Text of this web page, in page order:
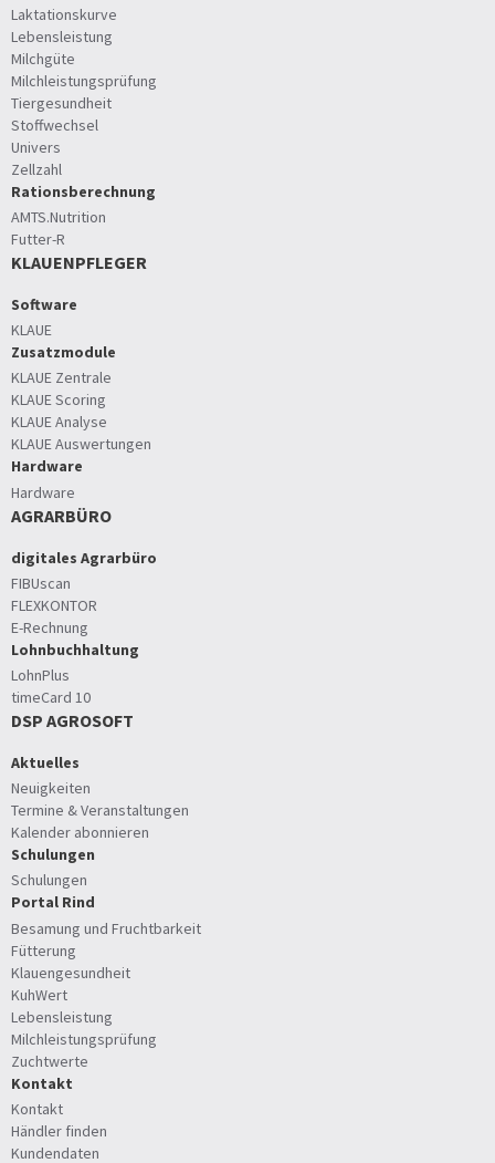
Laktationskurve
Lebensleistung
Milchgüte
Milchleistungsprüfung
Tiergesundheit
Stoffwechsel
Univers
Zellzahl
Rationsberechnung
AMTS.Nutrition
Futter-R
KLAUENPFLEGER
Software
KLAUE
Zusatzmodule
KLAUE Zentrale
KLAUE Scoring
KLAUE Analyse
KLAUE Auswertungen
Hardware
Hardware
AGRARBÜRO
digitales Agrarbüro
FIBUscan
FLEXKONTOR
E-Rechnung
Lohnbuchhaltung
LohnPlus
timeCard 10
DSP AGROSOFT
Aktuelles
Neuigkeiten
Termine & Veranstaltungen
Kalender abonnieren
Schulungen
Schulungen
Portal Rind
Besamung und Fruchtbarkeit
Fütterung
Klauengesundheit
KuhWert
Lebensleistung
Milchleistungsprüfung
Zuchtwerte
Kontakt
Kontakt
Händler finden
Kundendaten